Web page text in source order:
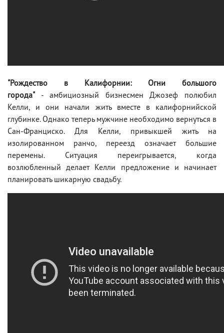
"Рождество в Калифорнии: Огни большого
города" - амбициозный бизнесмен Джозеф полюбил
Келли, и они начали жить вместе в калифорнийской
глубинке. Однако теперь мужчине необходимо вернуться в
Сан-Франциско. Для Келли, привыкшей жить на
изолированном ранчо, переезд означает большие
перемены. Ситуация переигрывается, когда
возлюбленный делает Келли предложение и начинает
планировать шикарную свадьбу.